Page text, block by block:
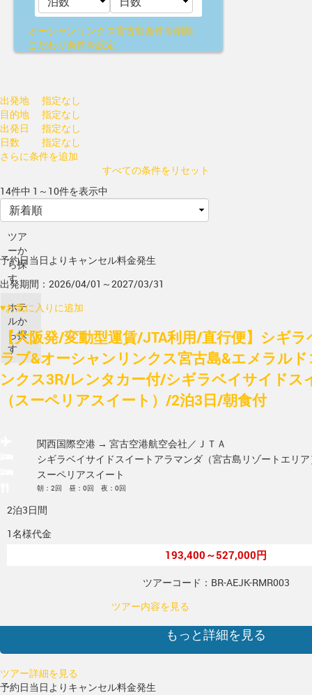
オーシャンリンクス宮古島条件を削除
こだわり条件を設定
出発地
指定なし
目的地
指定なし
出発日
指定なし
日数
指定なし
さらに条件を追加
すべての条件をリセット
14件中 1～10件を表示中
ツア
ーか
ら探
す
ホテ
ルか
ら探
す
予約日当日よりキャンセル料金発生
出発期間：2026/04/01～2027/03/31
♥お気に入りに追加
【大阪発/変動型運賃/JTA利用/直行便】シギ
ラブ&オーシャンリンクス宮古島&エメラル
ンクス3R/レンタカー付/シギラベイサイドス
（スーペリアスイート）/2泊3日/朝食付
関西国際空港 → 宮古空港航空会社／ＪＴＡ
シギラベイサイドスイートアラマンダ（宮古島リゾートエリ
スーペリアスイート
朝：2回 昼：0回 夜：0回
2泊3日間
1名様代金
193,400～527,000円
ツアーコード：BR-AEJK-RMR003
ツアー内容を見る
もっと詳細を見る
ツアー詳細を見る
予約日当日よりキャンセル料金発生